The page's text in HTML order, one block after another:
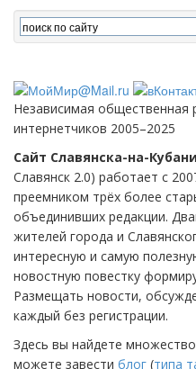
Независимая общественная
интернетчиков 2005–2025
Сайт Славянска-на-Кубани
Славянск 2.0) работает с
преемником трёх более
объединивших редакции.
жителей города и
интересную и самую
новостную повестку
Размещать новости,
каждый без регистрации.
Здесь вы найдете
можете завести блог (типа